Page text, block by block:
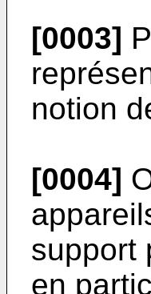
[0003]
notion
[0004]
support
en